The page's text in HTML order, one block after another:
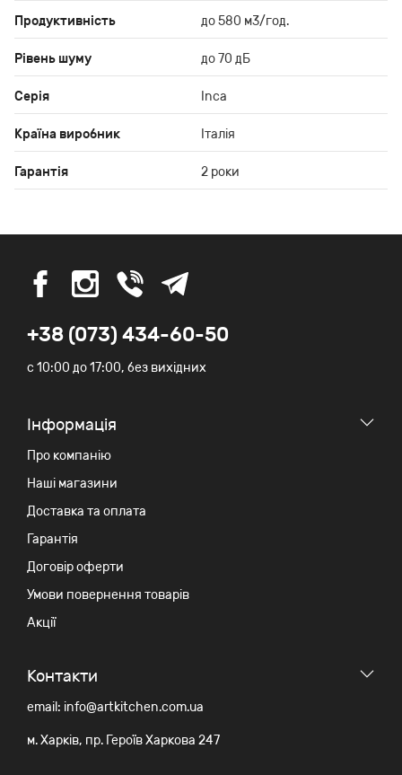
Продуктивність до 580 м3/год.
Рівень шуму до 70 дБ
Серія Inca
Країна виробник Італія
Гарантія 2 роки
+38 (073) 434-60-50
c 10:00 до 17:00, без вихідних
Iнформація
Про компанію
Наші магазини
Доставка та оплата
Гарантія
Договір оферти
Умови повернення товарів
Акції
Контакти
email: info@artkitchen.com.ua
м. Харків, пр. Героїв Харкова 247